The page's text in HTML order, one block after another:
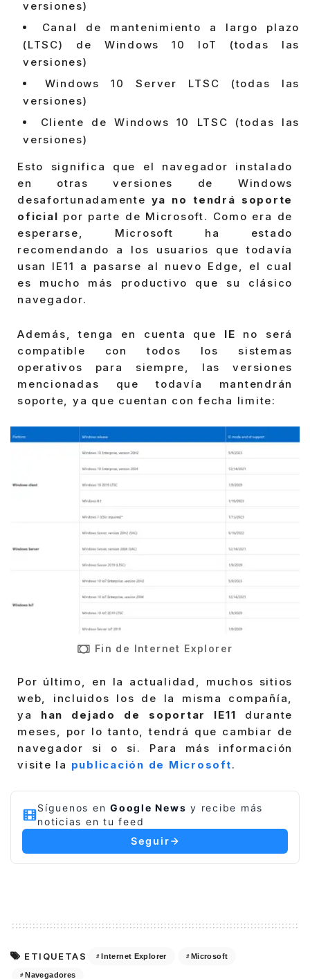
versiones)
Canal de mantenimiento a largo plazo
(LTSC) de Windows 10 IoT (todas las
versiones)
Windows 10 Server LTSC (todas las
versiones)
Cliente de Windows 10 LTSC (todas las
versiones)
Esto significa que el navegador instalado
en otras versiones de Windows
desafortunadamente ya no tendrá soporte
oficial por parte de Microsoft. Como era de
esperarse, Microsoft ha estado
recomendando a los usuarios que todavía
usan IE11 a pasarse al nuevo Edge, el cual
es mucho más productivo que su clásico
navegador.
Además, tenga en cuenta que IE no será
compatible con todos los sistemas
operativos para siempre, las versiones
mencionadas que todavía mantendrán
soporte, ya que cuentan con fecha limite:
Fin de Internet Explorer
Por último, en la actualidad, muchos sitios
web, incluidos los de la misma compañía,
ya han dejado de soportar IE11 durante
meses, por lo tanto, tendrá que cambiar de
navegador si o si. Para más información
visite la publicación de Microsoft.
Síguenos en Google News y recibe más
noticias en tu feed
Seguir
ETIQUETAS Internet Explorer Microsoft
Navegadores